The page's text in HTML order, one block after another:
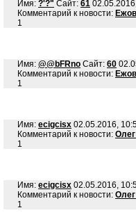
Имя: ?'?" Сайт: 61
Комментарий к новости:
1
Имя: @@bFRno Сайт: 60
Комментарий к новости:
1
Имя: ecigcisx 02.05.2016,
Комментарий к новости:
1
Имя: ecigcisx 02.05.2016,
Комментарий к новости:
1